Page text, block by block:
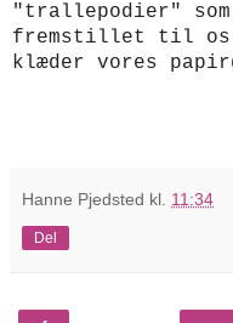
"trallepodier"
fremstillet til
klæder vores
Hanne Pjedsted kl. 11:34
Del